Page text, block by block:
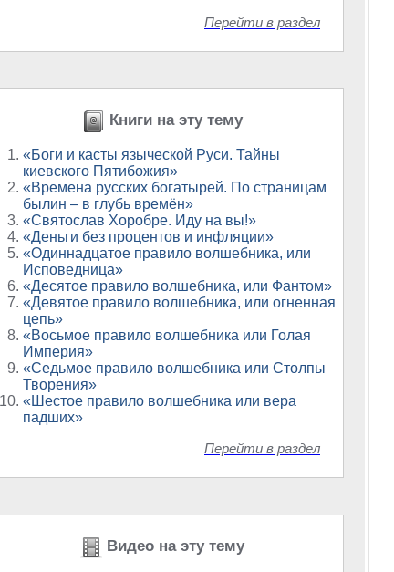
Перейти в раздел
Книги на эту тему
«Боги и касты языческой Руси. Тайны
киевского Пятибожия»
«Времена русских богатырей. По страницам
былин – в глубь времён»
«Святослав Хоробре. Иду на вы!»
«Деньги без процентов и инфляции»
«Одиннадцатое правило волшебника, или
Исповедница»
«Десятое правило волшебника, или Фантом»
«Девятое правило волшебника, или огненная
цепь»
«Восьмое правило волшебника или Голая
Империя»
«Седьмое правило волшебника или Столпы
Творения»
«Шестое правило волшебника или вера
падших»
Перейти в раздел
Видео на эту тему